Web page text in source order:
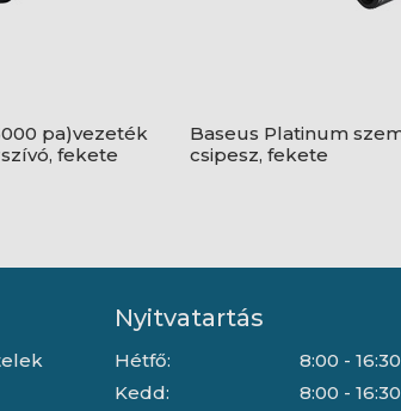
pa)vezeték
fekete
Baseus Platinum
csipesz, fekete
Nyitvatartás
Hétfő:
Kedd:
8:00 - 16:30
8:00 - 16:30